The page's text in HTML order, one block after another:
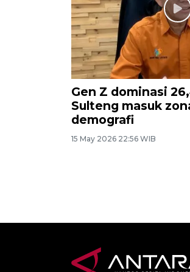
Gen Z dominasi
Sulteng masuk
demografi
15 May 2026 22:56 WIB